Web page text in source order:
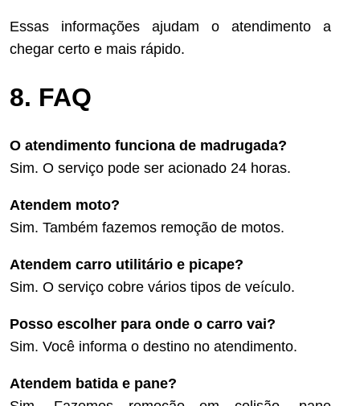
Essas informações ajudam o atendimento a
chegar certo e mais rápido.
8. FAQ
O atendimento funciona de madrugada?
Sim. O serviço pode ser acionado 24 horas.
Atendem moto?
Sim. Também fazemos remoção de motos.
Atendem carro utilitário e picape?
Sim. O serviço cobre vários tipos de veículo.
Posso escolher para onde o carro vai?
Sim. Você informa o destino no atendimento.
Atendem batida e pane?